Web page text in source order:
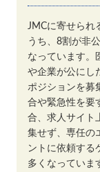
JMCに寄せられ
うち、8割が非
なっています。
や企業が公にし
ポジションを募
合や緊急性を要
合、求人サイト
集せず、専任の
ントに依頼する
多くなっていま